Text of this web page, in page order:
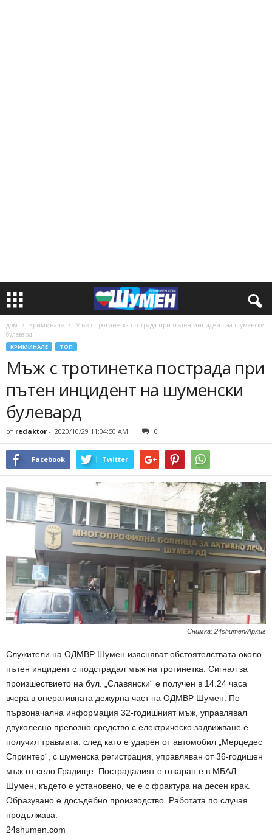
дом Криминале
Мъж с тротинетка пострада при пътен инцидент на шуменски
булевард
КРИМИНАЛЕ ТОП
Мъж с тротинетка пострада при
пътен инцидент на шуменски
булевард
от redaktor - 2020/10/29 11:04:50 AM 0
Facebook Twitter
Снимка: 24shumen/Архив
Служители на ОДМВР Шумен изясняват обстоятелствата около
пътен инцидент с подстрадал мъж на тротинетка. Сигнал за
произшествието на бул. „Славянски“ е получен в 14.24 часа
вчера в оперативната дежурна част на ОДМВР Шумен. По
първоначална информация 32-годишният мъж, управлявал
двуколесно превозно средство с електрическо задвижване е
получил травмата, след като е ударен от автомобил „Мерцедес
Спринтер“, с шуменска регистрация, управляван от 36-годишен
мъж от село Градище. Пострадалият е откаран е в МБАЛ
Шумен, където е установено, че е с фрактура на десен крак.
Образувано е досъдебно производство. Работата по случая
продължава.
24shumen.com